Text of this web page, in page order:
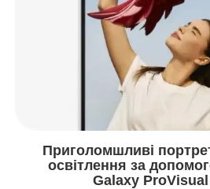
Приголомшливі
освітлення за
Galaxy